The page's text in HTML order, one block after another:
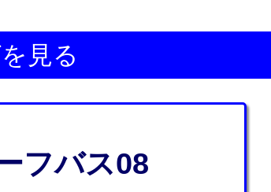
見る
フバス08